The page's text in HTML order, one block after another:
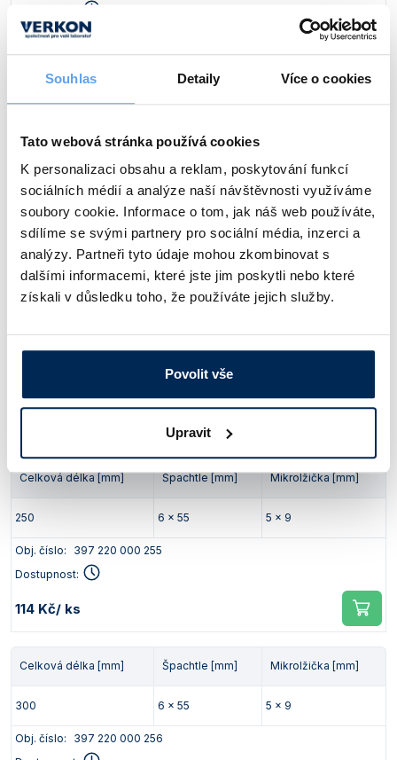
Souhlas Detaily Více o cookies
Tato webová stránka používá cookies
K personalizaci obsahu a reklam, poskytování funkcí
sociálních médií a analýze naší návštěvnosti využíváme
soubory cookie. Informace o tom, jak náš web používáte,
sdílíme se svými partnery pro sociální média, inzerci a
analýzy. Partneři tyto údaje mohou zkombinovat s
dalšími informacemi, které jste jim poskytli nebo které
získali v důsledku toho, že používáte jejich služby.
Povolit vše
Upravit
97 Kč
Celková délka [mm]
200 5 x 45
Obj. číslo: 130 635 003 345
Dostupnost:
101 Kč/ ks
Celková délka [mm] Špachtle [mm] Mikrolžička [mm]
Celková délka [mm] Špachtle [mm] Mikrolžička [mm]
250 6 x 55 5 x 9
Obj. číslo:
397 220 000 255
Dostupnost:
114 Kč/ ks
Celková délka [mm] Špachtle [mm] Mikrolžička [mm]
300 6 x 55 5 x 9
Obj. číslo:
397 220 000 256